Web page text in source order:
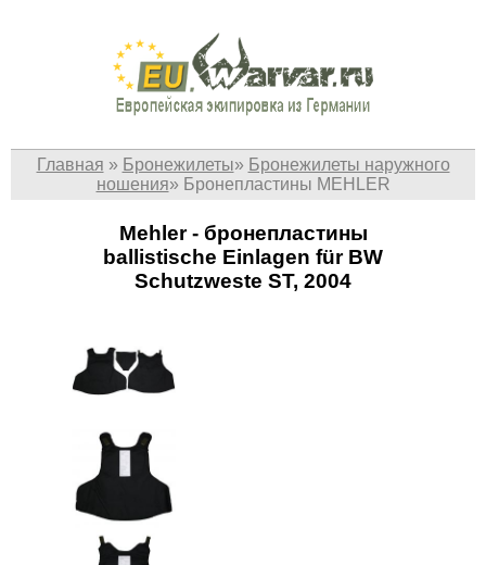
Главная » Бронежилеты» Бронежилеты наружного
ношения» Бронепластины MEHLER
Mehler - бронепластины
ballistische Einlagen für BW
Schutzweste ST, 2004